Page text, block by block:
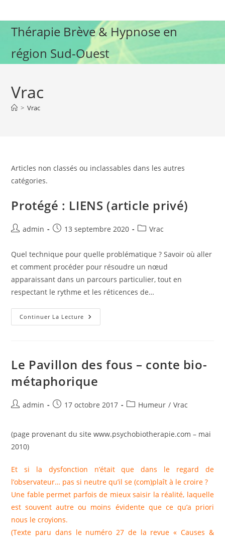
to
contentThérapie Brève & Hypnose en
région Sud-Ouest
Vrac
> Vrac
Articles non classés ou inclassables dans les autres
catégories.
Protégé : LIENS (article privé)
Auteur/autrice
la
publication :
admin
Publication
13 septembre 2020
PostVrac
Quel technique pour quelle problématique ? Savoir où aller
et comment procéder pour résoudre un nœud
apparaissant dans un parcours particulier, tout en
respectant le rythme et les réticences de…
Continuer La Lecture Protégé :
LIENS
Le Pavillon des fous – conte bio-
métaphorique
Auteur/autrice
publication :
admin
Publication
17 octobre 2017
PostHumeur / Vrac
(page provenant du site www.psychobiotherapie.com – mai
2010)
Et si la dysfonction n’était que dans le regard de
l’observateur… pas si neutre qu’il se (com)plaît à le croire ?
Une fable permet parfois de mieux saisir la réalité, laquelle
est souvent autre ou moins évidente que ce qu’a priori
nous le croyions.
(Texte paru dans le numéro 27 de la revue « Causes &